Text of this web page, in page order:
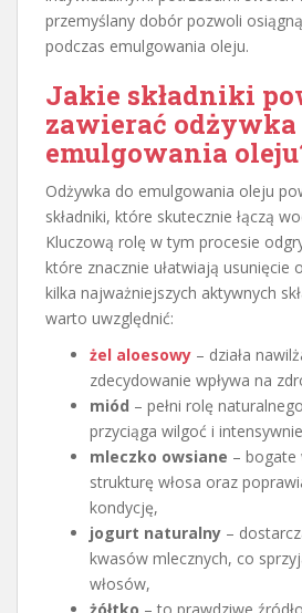
przemyślany dobór pozwoli
podczas emulgowania oleju.
Jakie składniki
zawierać odżywka
emulgowania
Odżywka do emulgowania oleju
składniki, które skutecznie łączą
Kluczową rolę w tym procesie
które znacznie ułatwiają usunięcie
kilka najważniejszych aktywnych
warto uwzględnić:
żel aloesowy – działa
zdecydowanie wpływa na
miód – pełni rolę
przyciąga wilgoć i
mleczko owsiane – bogate
strukturę włosa oraz
kondycję,
jogurt naturalny –
kwasów mlecznych, co
włosów,
żółtko – to prawdziwe